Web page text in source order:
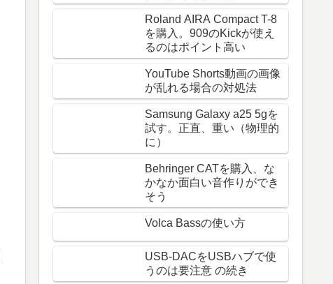
Roland AIRA Compact T-8
を購入。909のKickが使え
るのはポイント高い
YouTube Shorts動画の画像
が乱れる場合の対処法
Samsung Galaxy a25 5gを
試す。正直、重い（物理的
に）
Behringer CATを購入、な
かなか面白い音作りができ
そう
Volca Bassの使い方
USB-DACをUSBハブで使
うのは要注意 の続き